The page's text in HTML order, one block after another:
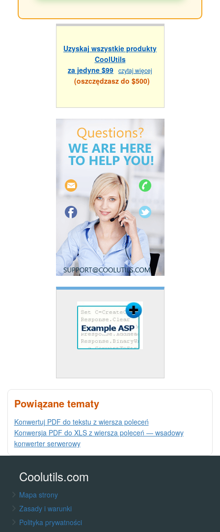
Uzyskaj wszystkie produkty
CoolUtils
za jedyne $99 czytaj więcej
(oszczędzasz do $500)
Powiązane tematy
Konwertuj PDF do tekstu z wiersza poleceń
Konwersja PDF do XLS z wiersza poleceń — wsadowy
konwerter serwerowy
Coolutils.com
Mapa strony
Zasady i warunki
Polityka prywatności